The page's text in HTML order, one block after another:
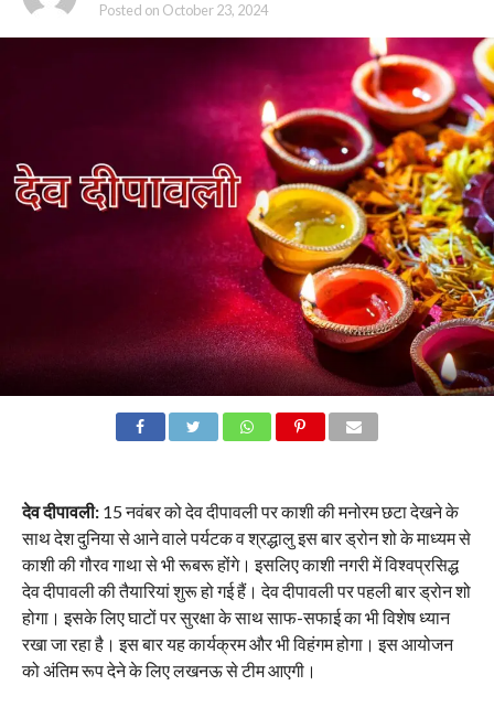
Posted on October 23, 2024
देव दीपावली:15 नवंबर को देव दीपावली पर काशी की मनोरम छटा देखने के
साथ देश दुनिया से आने वाले पर्यटक व श्रद्धालु इस बार ड्रोन शो के माध्यम से
काशी की गौरव गाथा से भी रूबरू होंगे। इसलिए काशी नगरी में विश्वप्रसिद्ध
देव दीपावली की तैयारियां शुरू हो गई हैं। देव दीपावली पर पहली बार ड्रोन शो
होगा। इसके लिए घाटों पर सुरक्षा के साथ साफ-सफाई का भी विशेष ध्यान
रखा जा रहा है। इस बार यह कार्यक्रम और भी विहंगम होगा। इस आयोजन
को अंतिम रूप देने के लिए लखनऊ से टीम आएगी।